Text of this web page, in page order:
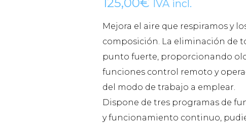
IVA incl.
Mejora el aire que respiramos y
composición. La eliminación de
punto fuerte, proporcionando
funciones control remoto y
del modo de trabajo a emplear.
Dispone de tres programas de
y funcionamiento continuo,